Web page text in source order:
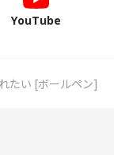
YouTube
たい [ボールペン]